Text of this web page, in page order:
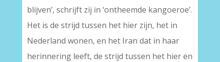
blijven’, schrijft zij in ‘ontheemde kangoeroe’.
Het is de strijd tussen het hier zijn, het in
Nederland wonen, en het Iran dat in haar
herinnering leeft, de strijd tussen het hier en